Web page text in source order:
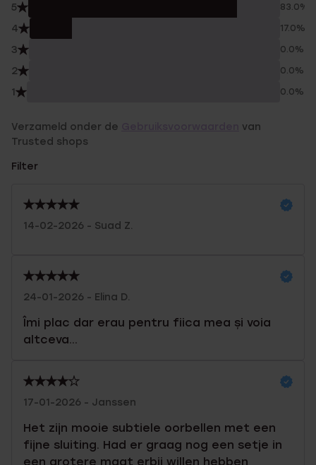
5 83.0%
4 17.0%
3 0.0%
2 0.0%
1 0.0%
Verzameld onder de
van
Trusted shops
Filter
14-02-2026 - Suad Z.
24-01-2026 - Elina D.
Îmi plac dar erau pentru fiica mea și voia
altceva...
17-01-2026 - Janssen
Het zijn mooie subtiele oorbellen met een
fijne sluiting. Had er graag nog een setje in
een grotere maat erbij willen hebben